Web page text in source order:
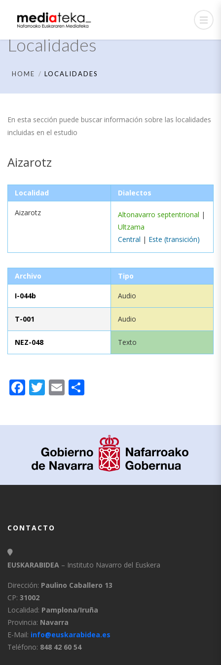
Localidades
HOME LOCALIDADES
En esta sección puede buscar información sobre las localidades
incluidas en el estudio
Aizarotz
Localidad Dialectos
Aizarotz Altonavarro septentrional |
Ultzama
Central | Este (transición)
Archivo Tipo
I-044b Audio
T-001 Audio
NEZ-048 Texto
Facebook
Twitter
Email
CONTACTO
EUSKARABIDEA – Instituto Navarro del Euskera
Dirección: Paulino Caballero 13
CP: 31002
Localidad: Pamplona/Iruña
Provincia: Navarra
E-Mail: info@euskarabidea.es
Teléfono: 848 42 60 54